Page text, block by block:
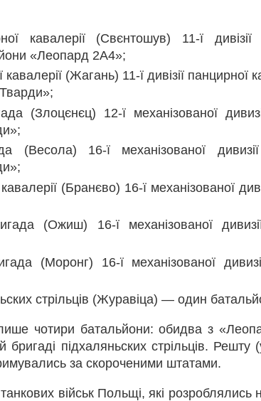
кавалерії (Свєнтошув) 11-ї дивізії
«Леопард 2А4»;
(Жагань) 11-ї дивізії панцирної
(Злоцєнєц) 12-ї механізованої
(Весола) 16-ї механізованої
(Бранєво) 16-ї механізованої
(Ожиш) 16-ї механізованої
(Моронг) 16-ї механізованої
стрільців (Журавіца) — один
чотири батальйони: обидва з
підхаляньских стрільців. Решту
за скороченими штатами.
танкових військ Польщі, які розроблялись